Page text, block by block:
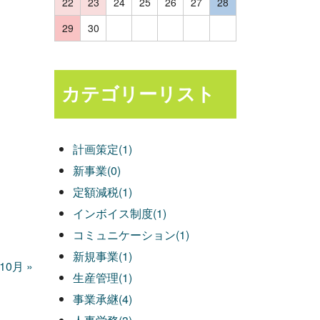
月 »
29
30
カテゴリーリスト
計画策定(1)
新事業(0)
定額減税(1)
インボイス制度(1)
コミュニケーション(1)
新規事業(1)
生産管理(1)
事業承継(4)